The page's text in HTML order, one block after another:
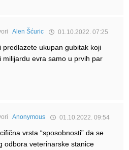
Alen Šćuric 01.10.2022. 07:25
predlazete ukupan gubitak koji
milijardu evra samo u prvih par
Anonymous 01.10.2022. 09:54
vrsta “sposobnosti” da se
odbora veterinarske stanice